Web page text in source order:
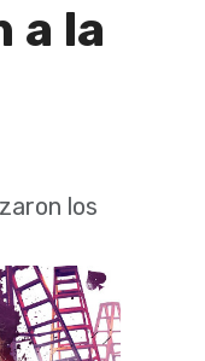
a la
los